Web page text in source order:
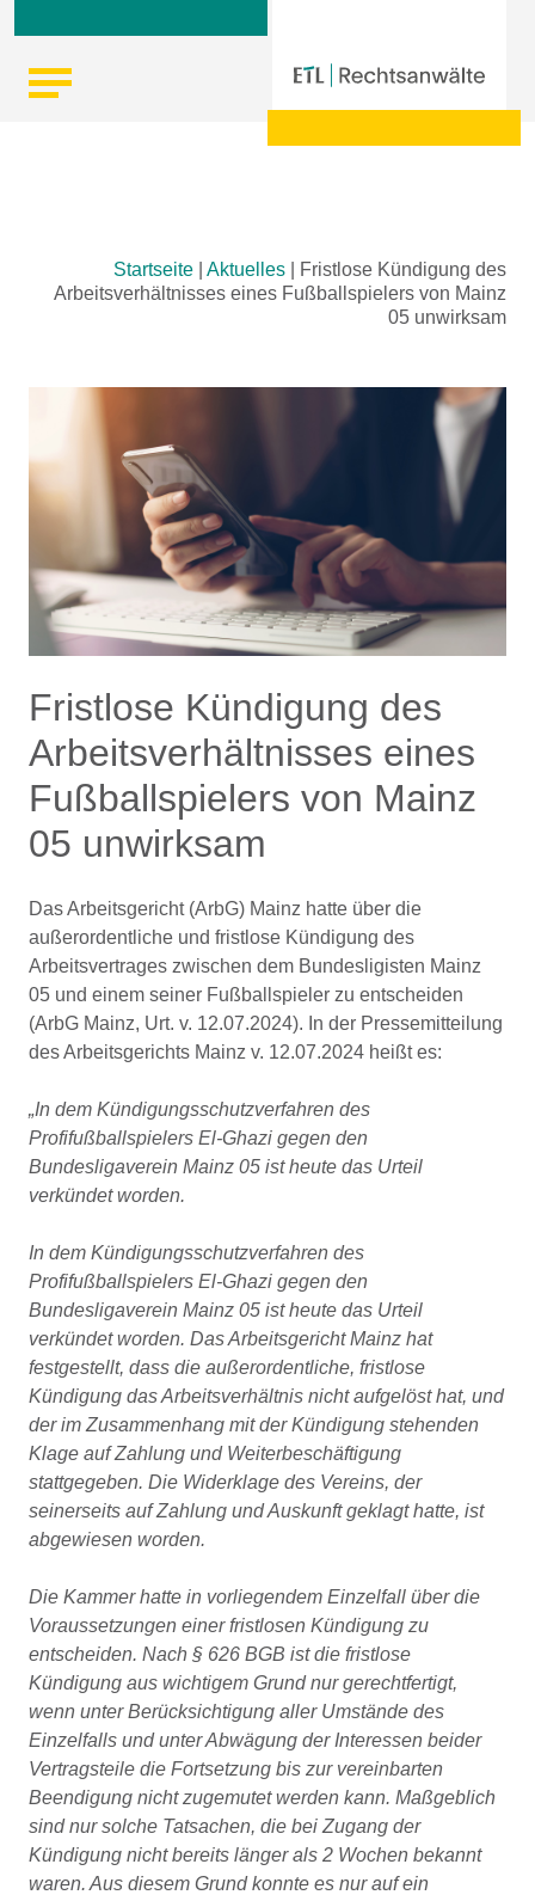
content
Startseite Aktuelles
Fristlose Kündigung des
Arbeitsverhältnisses eines Fußballspielers von Mainz
05 unwirksam
Fristlose Kündigung des
Arbeitsverhältnisses eines
Fußballspielers von Mainz
05 unwirksam
Das Arbeitsgericht (ArbG) Mainz hatte über die
außerordentliche und fristlose Kündigung des
Arbeitsvertrages zwischen dem Bundesligisten Mainz
05 und einem seiner Fußballspieler zu entscheiden
(ArbG Mainz, Urt. v. 12.07.2024). In der Pressemitteilung
des Arbeitsgerichts Mainz v. 12.07.2024 heißt es:
„In dem Kündigungsschutzverfahren des
Profifußballspielers El-Ghazi gegen den
Bundesligaverein Mainz 05 ist heute das Urteil
verkündet worden.
In dem Kündigungsschutzverfahren des
Profifußballspielers El-Ghazi gegen den
Bundesligaverein Mainz 05 ist heute das Urteil
verkündet worden. Das Arbeitsgericht Mainz hat
festgestellt, dass die außerordentliche, fristlose
Kündigung das Arbeitsverhältnis nicht aufgelöst hat, und
der im Zusammenhang mit der Kündigung stehenden
Klage auf Zahlung und Weiterbeschäftigung
stattgegeben. Die Widerklage des Vereins, der
seinerseits auf Zahlung und Auskunft geklagt hatte, ist
abgewiesen worden.
Die Kammer hatte in vorliegendem Einzelfall über die
Voraussetzungen einer fristlosen Kündigung zu
entscheiden. Nach § 626 BGB ist die fristlose
Kündigung aus wichtigem Grund nur gerechtfertigt,
wenn unter Berücksichtigung aller Umstände des
Einzelfalls und unter Abwägung der Interessen beider
Vertragsteile die Fortsetzung bis zur vereinbarten
Beendigung nicht zugemutet werden kann. Maßgeblich
sind nur solche Tatsachen, die bei Zugang der
Kündigung nicht bereits länger als 2 Wochen bekannt
waren. Aus diesem Grund konnte es nur auf ein